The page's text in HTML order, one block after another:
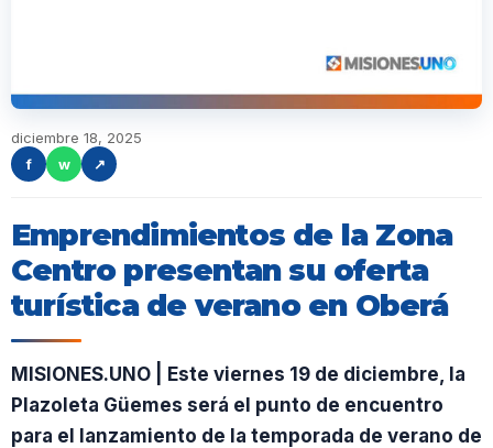
diciembre 18, 2025
f
w ↗
Emprendimientos de la Zona
Centro presentan su oferta
turística de verano en Oberá
MISIONES.UNO | Este viernes 19 de diciembre, la
Plazoleta Güemes será el punto de encuentro
para el lanzamiento de la temporada de verano de